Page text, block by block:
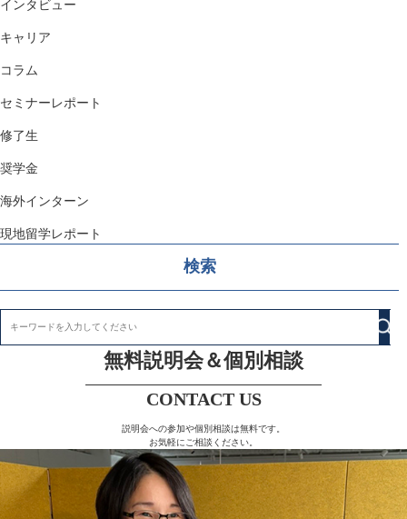
インタビュー
キャリア
コラム
セミナーレポート
修了生
奨学金
海外インターン
現地留学レポート
検索
無料説明会＆個別相談
CONTACT US
説明会への参加や個別相談は無料です。
お気軽にご相談ください。